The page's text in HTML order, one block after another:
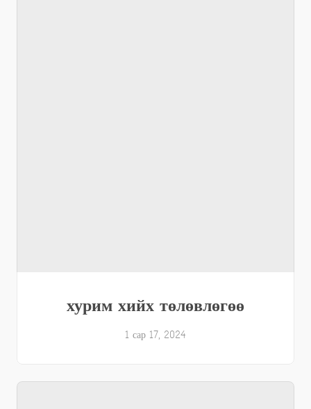
хурим хийх төлөвлөгөө
1 сар 17, 2024